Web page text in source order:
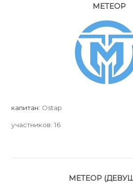
МЕТЕОР
капитан: Ostap
участников:16
МЕТЕОР